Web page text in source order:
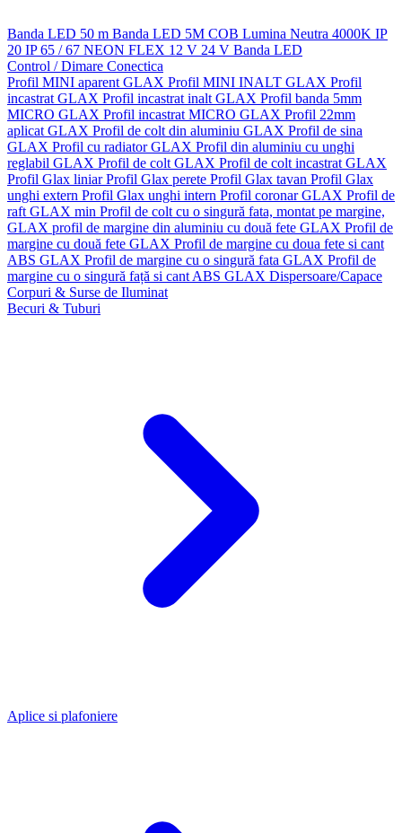
Banda LED 50 m Banda LED 5M COB Lumina Neutra 4000K IP
20 IP 65 / 67 NEON FLEX 12 V 24 V Banda LED
Control / Dimare Conectica
Profil MINI aparent GLAX Profil MINI INALT GLAX Profil
incastrat GLAX Profil incastrat inalt GLAX Profil banda 5mm
MICRO GLAX Profil incastrat MICRO GLAX Profil 22mm
aplicat GLAX Profil de colt din aluminiu GLAX Profil de sina
GLAX Profil cu radiator GLAX Profil din aluminiu cu unghi
reglabil GLAX Profil de colt GLAX Profil de colt incastrat GLAX
Profil Glax liniarProfil Glax perete Profil Glax tavan Profil Glax
unghi extern Profil Glax unghi intern Profil coronar GLAX Profil de
raft GLAX min Profil de colt cu o singură fata, montat pe margine,
GLAX profil de margine din aluminiu cu două fete GLAX Profil de
margine cu două fete GLAX Profil de margine cu doua fete si cant
ABS GLAX Profil de margine cu o singură fata GLAX Profil de
margine cu o singură față si cant ABS GLAX Dispersoare/Capace
Corpuri & Surse de Iluminat
Becuri & Tuburi
Aplice si plafoniere